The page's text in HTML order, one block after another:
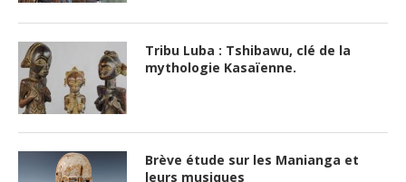
Tribu Luba : Tshibawu, clé de la
mythologie Kasaïenne.
Brève étude sur les Manianga et
leurs musiques